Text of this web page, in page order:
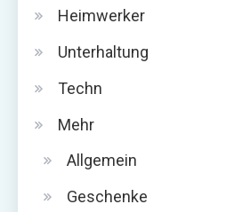
Heimwerker
Unterhaltung
Techn
Mehr
Allgemein
Geschenke